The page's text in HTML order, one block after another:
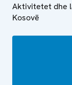
Aktivitetet dhe
Kosovë